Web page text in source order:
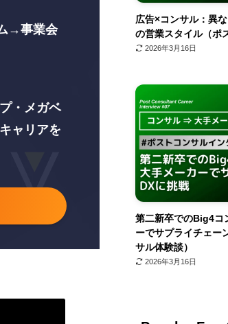
→事業会
・メガベ
ャリアを
広告×コンサル：異
の営業スタイル（ポ
2026年3月16日
第二新卒でのBig4コ
ーでサプライチェー
サル体験談）
2026年3月16日